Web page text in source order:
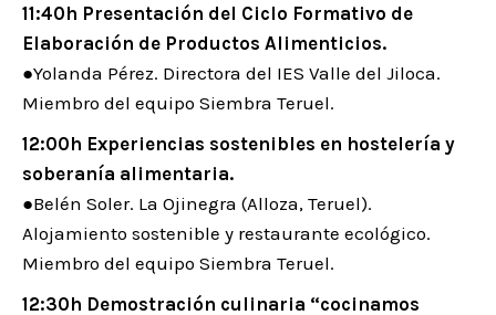
11:40h Presentación del Ciclo Formativo de
Elaboración de Productos Alimenticios.
●Yolanda Pérez. Directora del IES Valle del Jiloca.
Miembro del equipo Siembra Teruel.
12:00h Experiencias sostenibles en hostelería y
soberanía alimentaria.
●Belén Soler. La Ojinegra (Alloza, Teruel).
Alojamiento sostenible y restaurante ecológico.
Miembro del equipo Siembra Teruel.
12:30h Demostración culinaria “cocinamos